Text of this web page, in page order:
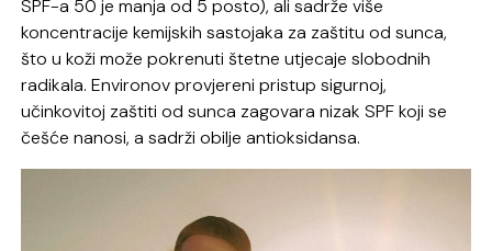
SPF-a 50 je manja od 5 posto), ali sadrže više
koncentracije kemijskih sastojaka za zaštitu od sunca,
što u koži može pokrenuti štetne utjecaje slobodnih
radikala. Environov provjereni pristup sigurnoj,
učinkovitoj zaštiti od sunca zagovara nizak SPF koji se
češće nanosi, a sadrži obilje antioksidansa.